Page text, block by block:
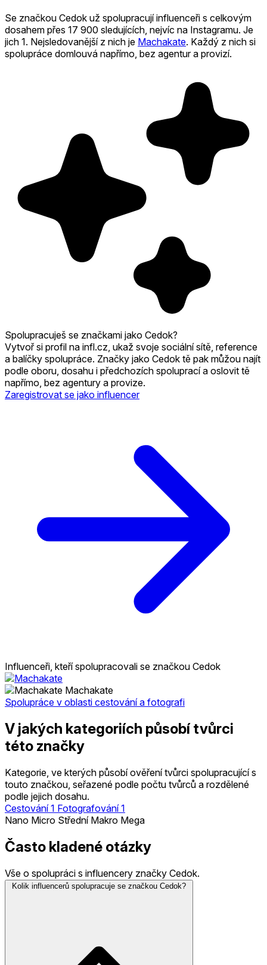
Se značkou Cedok už spolupracují influenceři s celkovým
dosahem přes 17 900 sledujících, nejvíc na Instagramu. Je
jich 1. Nejsledovanější z nich je Machakate. Každý z nich si
spolupráce domlouvá napřímo, bez agentur a provizí.
Spolupracuješ se značkami jako Cedok?
Vytvoř si profil na infl.cz, ukaž svoje sociální sítě, reference
a balíčky spolupráce. Značky jako Cedok tě pak můžou najít
podle oboru, dosahu i předchozích spoluprací a oslovit tě
napřímo, bez agentury a provize.
Zaregistrovat se jako influencer
Influenceři, kteří spolupracovali se značkou Cedok
Machakate
Spolupráce v oblasti cestování a fotografi
V jakých kategoriích působí tvůrci
této značky
Kategorie, ve kterých působí ověření tvůrci spolupracující s
touto značkou, seřazené podle počtu tvůrců a rozdělené
podle jejich dosahu.
Cestování 1 Fotografování 1
Nano Micro Střední Makro Mega
Často kladené otázky
Vše o spolupráci s influencery značky Cedok.
Kolik influencerů spolupracuje se značkou Cedok?